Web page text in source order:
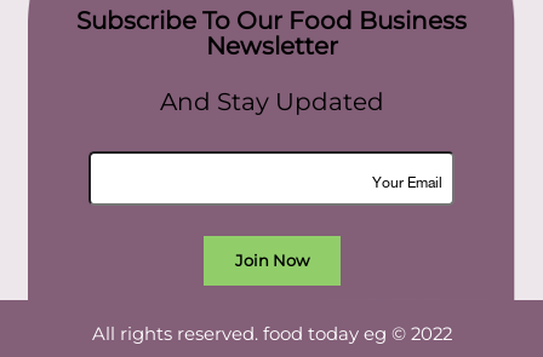
Subscribe To Our Food Business
Newsletter
And Stay Updated
Join Now
All rights reserved. food today eg © 2022